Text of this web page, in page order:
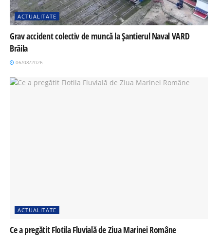
ACTUALITATE
Grav accident colectiv de muncă la Șantierul Naval VARD
Brăila
06/08/2026
ACTUALITATE
Ce a pregătit Flotila Fluvială de Ziua Marinei Române